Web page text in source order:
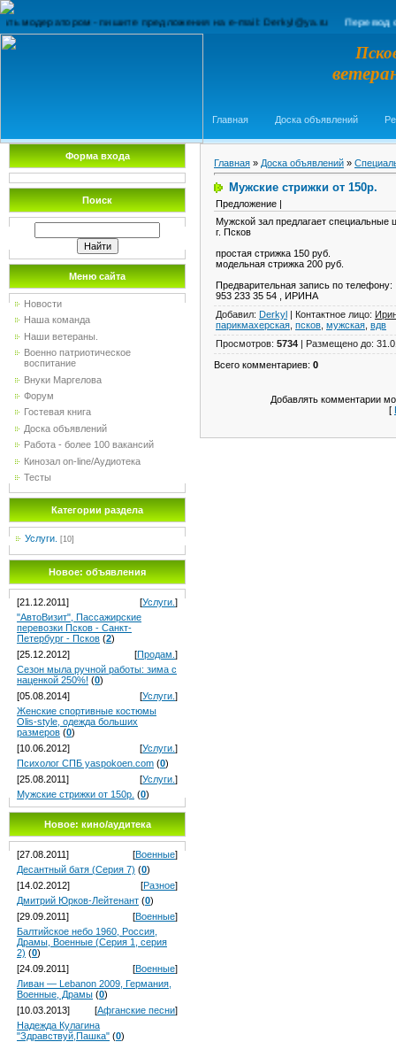
- пишите предложения на e-mail: Derkyl@ya.ruПеревод сайта
Главная Доска объявлений
Форма входа
Поиск
Меню сайта
Новости
Наша команда
Наши ветераны.
Военно патриотическое
воспитание
Внуки Маргелова
Форум
Гостевая книга
Доска объявлений
Работа - более 100 вакансий
Кинозал on-line/Аудиотека
Тесты
Категории раздела
Услуги. [10]
Новое: объявления
[21.12.2011] [Услуги. ]
"АвтоВизит", Пассажирские
перевозки Псков - Санкт-
Петербург - Псков (2)
[25.12.2012]
[Продам. ]
Сезон мыла ручной работы: зима с
наценкой 250%! (0)
[05.08.2014]
[Услуги. ]
Женские спортивные костюмы
Olis-style, одежда больших
размеров (0)
[10.06.2012]
[Услуги. ]
Психолог СПБ yaspokoen.com (0)
[25.08.2011]
[Услуги. ]
Мужские стрижки от 150р. (0)
Новое: кино/аудитека
[27.08.2011] [Военные]
Десантный батя (Серия 7) (0)
[14.02.2012]
[Разное]
Дмитрий Юрков-Лейтенант (0)
[29.09.2011]
[Военные]
Балтийское небо 1960, Россия,
Драмы, Военные (Серия 1, серия
2) (0)
[24.09.2011]
[Военные]
Ливан — Lebanon 2009, Германия,
Военные, Драмы (0)
[10.03.2013]
[Афганские песни]
Надежда Кулагина
"Здравствуй,Пашка" (0)
Главная » Доска объявлений »
Мужские стрижки от 150р.
Предложение |
Мужской зал предлагает специальные
г. Псков
простая стрижка 150 руб.
модельная стрижка 200 руб.
Предварительная запись по телефону:
953 233 35 54 , ИРИНА
Добавил: Derkyl | Контактное лицо:
парикмахерская псков мужская вдв
Просмотров: 5734 | Размещено до:
Всего комментариев: 0
Добавлять комментарии
[